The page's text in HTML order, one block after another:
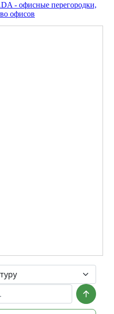
- офисные перегородки,
офисов